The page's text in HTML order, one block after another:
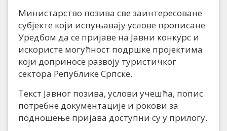
Министарство позива све заинтересоване
субјекте који испуњавају услове прописане
Уредбом да се пријаве на Јавни конкурс и
искористе могућност подршке пројектима
који доприносе развоју туристичког
сектора Републике Српске.
Текст Јавног позива, услови учешћа, попис
потребне документације и рокови за
подношење пријава доступни су у прилогу.